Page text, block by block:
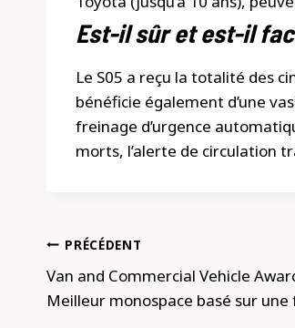
Est-il sûr et est-il
Le S05 a reçu la totalité des
bénéficie également d’une
freinage d’urgence
morts, l’alerte de circulation
Navigation
de
l’article
PRÉCÉDENT
Van and Commercial Vehicle
Meilleur monospace basé sur